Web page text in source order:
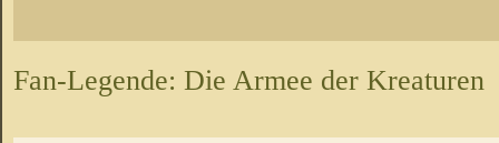
Fan-Legende: Die Armee der Kreaturen